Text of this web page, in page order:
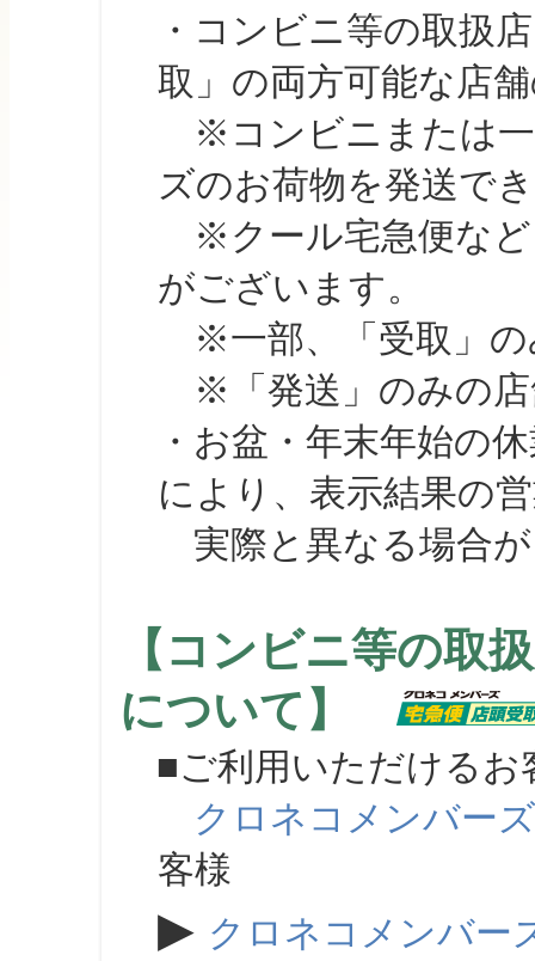
・コンビニ等の取扱
取」の両方可能な店
※コンビニまたは一
ズのお荷物を発送で
※クール宅急便など
がございます。
※一部、「受取」の
※「発送」のみの店
・お盆・年末年始の
により、表示結果の
実際と異なる場合が
【コンビニ等の取
について】
■ご利用いただけるお
クロネコメンバーズ
客様
▶ クロネコメンバー